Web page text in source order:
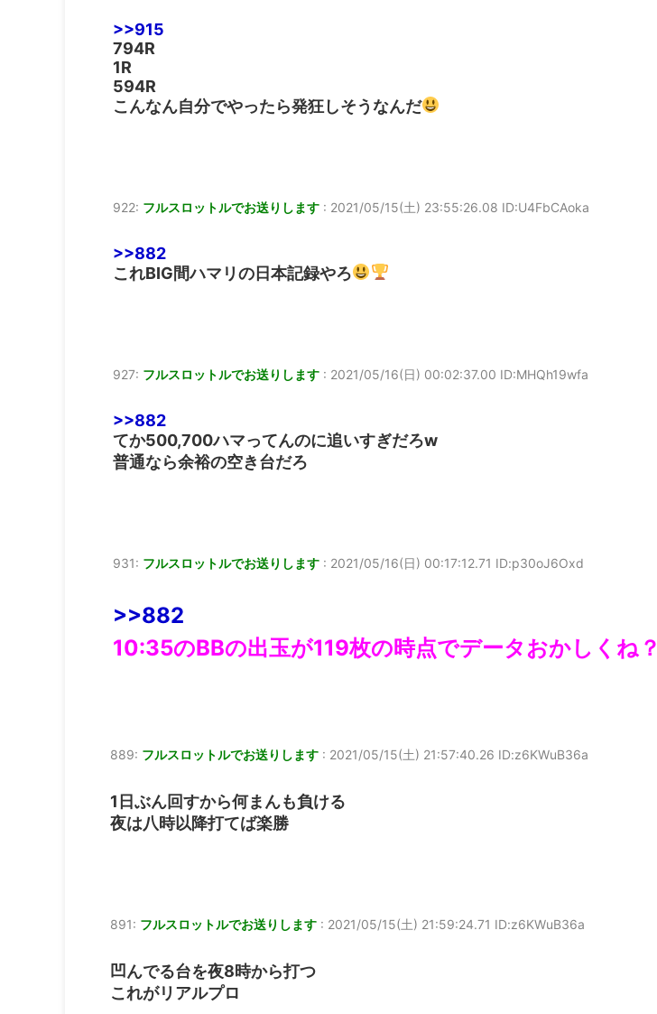
>>915
794R
1R
594R
こんなん自分でやったら発狂しそうなんだ
922: フルスロットルでお送りします : 2021/05/15(土) 23:55:26.08 ID:U4FbCAoka
>>882
これBIG間ハマリの日本記録やろ
927: フルスロットルでお送りします : 2021/05/16(日) 00:02:37.00 ID:MHQh19wfa
>>882
てか500,700ハマってんのに追いすぎだろw
普通なら余裕の空き台だろ
931: フルスロットルでお送りします : 2021/05/16(日) 00:17:12.71 ID:p30oJ6Oxd
>>882
10:35のBBの出玉が119枚の時点でデータおかしくね？
889: フルスロットルでお送りします : 2021/05/15(土) 21:57:40.26 ID:z6KWuB36a
1日ぶん回すから何まんも負ける
夜は八時以降打てば楽勝
891: フルスロットルでお送りします : 2021/05/15(土) 21:59:24.71 ID:z6KWuB36a
凹んでる台を夜8時から打つ
これがリアルプロ